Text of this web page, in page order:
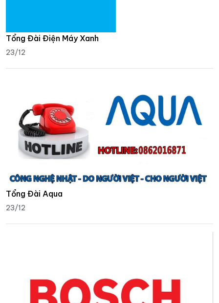
Tổng Đài Điện Máy Xanh
23/12
Tổng Đài Aqua
23/12